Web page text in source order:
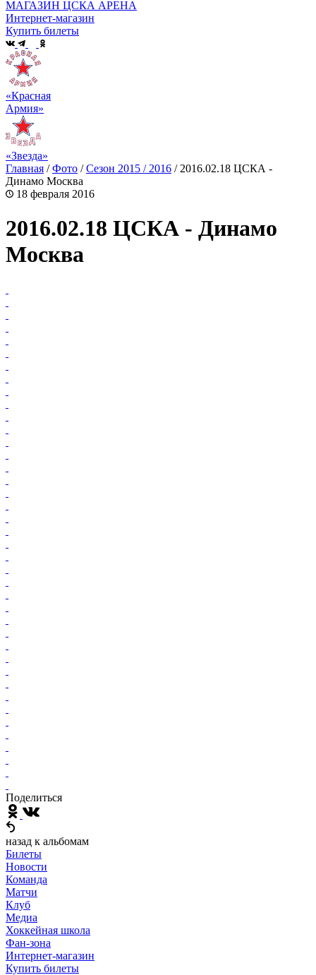
МАГАЗИН ЦСКА АРЕНА
Интернет-магазин
Купить билеты
«Красная
Армия»
«Звезда»
Главная /Фото /Сезон 2015 / 2016 / 2016.02.18 ЦСКА -
Динамо Москва
18 февраля 2016
2016.02.18 ЦСКА - Динамо
Москва
Поделиться
назад к альбомам
Билеты
Новости
Команда
Матчи
Клуб
Медиа
Хоккейная школа
Фан-зона
Интернет-магазин
Купить билеты